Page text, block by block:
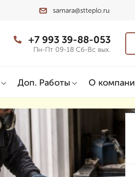
samara@stteplo.ru
+7 993 39-88-053
Пн-Пт 09-18 Сб-Вс вых.
Доп. Работы О компани